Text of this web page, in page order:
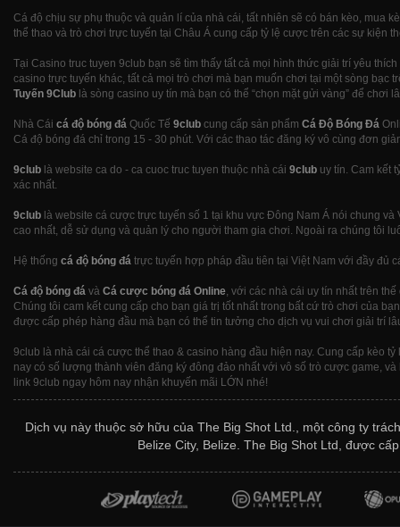
Cá độ chịu sự phụ thuộc và quản lí của nhà cái, tất nhiên sẽ có bán kèo, mua
thể thao và trò chơi trực tuyến tại Châu Á cung cấp tỷ lệ cược trên các sự
Tại Casino truc tuyen 9club bạn sẽ tìm thấy tất cả mọi hình thức giải trí yêu
casino trực tuyến khác, tất cả mọi trò chơi mà bạn muốn chơi tại một sòng
Tuyến 9Club là sòng casino uy tín mà bạn có thể “chọn mặt gửi vàng” để
Nhà Cái cá độ bóng đá Quốc Tế 9club cung cấp sản phẩm Cá Độ Bóng Đá
Cá độ bóng đá chỉ trong 15 - 30 phút. Với các thao tác đăng ký vô cùng đơn
9club là website ca do - ca cuoc truc tuyen thuộc nhà cái 9club uy tín. Cam kết
xác nhất.
9club là website cá cược trực tuyến số 1 tại khu vực Đông Nam Á nói chung
cao nhất, dễ sử dụng và quản lý cho người tham gia chơi. Ngoài ra chúng tôi
Hệ thống cá độ bóng đá trực tuyến hợp pháp đầu tiên tại Việt Nam với đầy đủ
Cá độ bóng đá và Cá cược bóng đá Online, với các nhà cái uy tín nhất trên
Chúng tôi cam kết cung cấp cho bạn giá trị tốt nhất trong bất cứ trò chơi của
được cấp phép hàng đầu mà bạn có thể tin tưởng cho dịch vụ vui chơi giải trí
9club là nhà cái cá cược thể thao & casino hàng đầu hiện nay. Cung cấp kèo
nay có số lượng thành viên đăng ký đông đảo nhất với vô số trò cược game,
link 9club ngay hôm nay nhận khuyến mãi LỚN nhé!
Dịch vụ này thuộc sở hữu của The Big Shot Ltd., một công ty
Belize City, Belize. The Big Shot Ltd, được